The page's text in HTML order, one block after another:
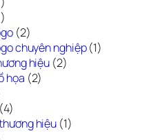
(2)
chuyên nghiệp(1)
hiệu (2)
họa (2)
hiệu (1)